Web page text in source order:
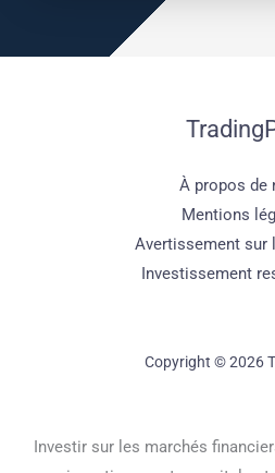
À propos de
Mentions
Avertissement sur
Investissement
Copyright © 2026
Investir sur les marchés